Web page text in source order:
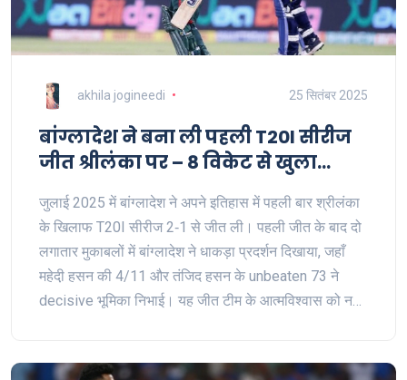
akhila jogineedi 25 सितंबर 2025
बांग्लादेश ने बना ली पहली T20I सीरीज
जीत श्रीलंका पर – 8 विकेट से खुला
निर्णायक मुकाबला
जुलाई 2025 में बांग्लादेश ने अपने इतिहास में पहली बार श्रीलंका
के खिलाफ T20I सीरीज 2‑1 से जीत ली। पहली जीत के बाद दो
लगातार मुकाबलों में बांग्लादेश ने धाकड़ा प्रदर्शन दिखाया, जहाँ
महेदी़ हसन की 4/11 और तंजिद हसन के unbeaten 73 ने
decisive भूमिका निभाई। यह जीत टीम के आत्मविश्वास को नया